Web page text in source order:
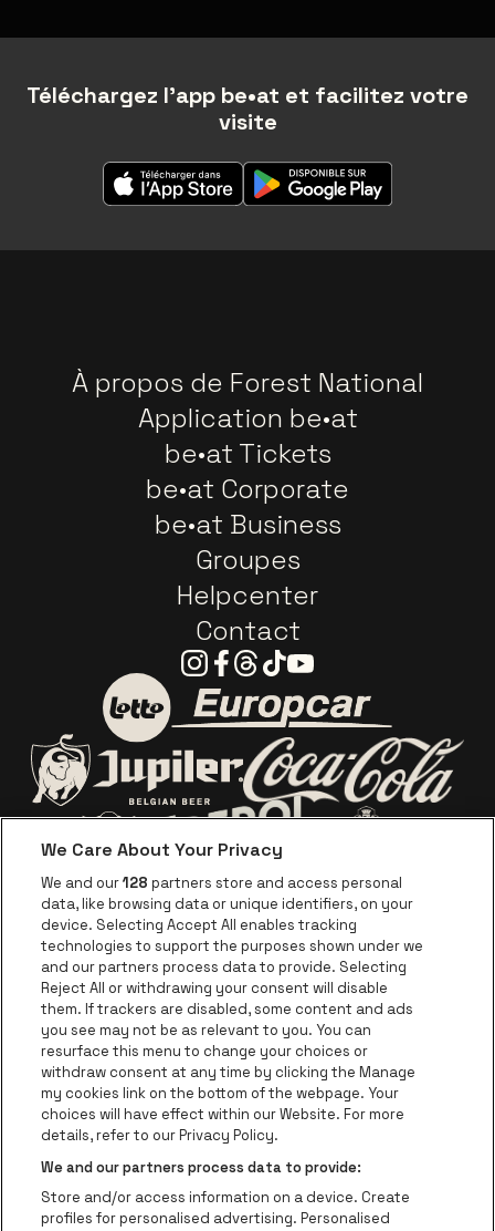
Téléchargez l'app be•at et facilitez votre
visite
À propos de Forest National
Application be•at
be•at Tickets
be•at Corporate
be•at Business
Groupes
Helpcenter
Contact
Instagram
Facebook
Threads
TiktokYoutube
Visitez le site de Lotto
Visitez le site de
Visitez le site de Jupiler Visitez le site de
Visitez le site de Red Bull
Visitez le site de Le logo de
Visitez le site de Le logo Jameson en
Visitez le site de CrokyVisitez le site de Bruzz
Visitez le site de Le SoirVisitez le site de
Visitez le site de Radio
Forest National fait partie de be•at
Forest National
Avenue Victor Rousseau 208, 1190 Forest
Be-At Venues
We Care About Your Privacy
We and our128 partners store and access personal
data, like browsing data or unique identifiers, on your
device. Selecting Accept All enables tracking
technologies to support the purposes shown under we
and our partners process data to provide. Selecting
Reject All or withdrawing your consent will disable
them. If trackers are disabled, some content and ads
you see may not be as relevant to you. You can
resurface this menu to change your choices or
withdraw consent at any time by clicking the Manage
my cookies link on the bottom of the webpage. Your
choices will have effect within our Website. For more
details, refer to our Privacy Policy.
We and our partners process data to provide:
Store and/or access information on a device. Create
profiles for personalised advertising. Personalised